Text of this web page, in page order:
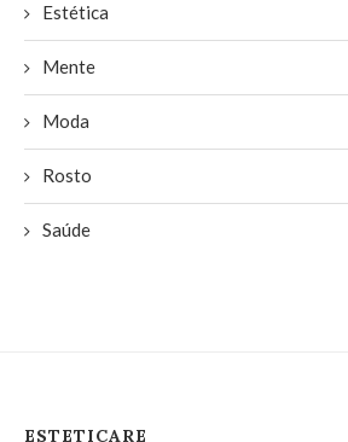
Estética
Mente
Moda
Rosto
Saúde
ESTETICARE